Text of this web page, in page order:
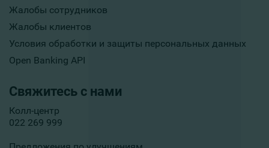
Жалобы сотрудников
Жалобы клиентов
Условия обработки и защиты персональных данных
Open Banking API
Свяжитесь с нами
Колл-центр
022 269 999